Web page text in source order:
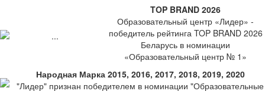
TOP BRAND 2026
Образовательный центр «Лидер» -
победитель рейтинга TOP BRAND 2026
Беларусь в номинации
«Образовательный центр № 1»
Народная Марка 2015, 2016, 2017, 2018, 2019, 2020
"Лидер" признан победителем в номинации "Образовательные